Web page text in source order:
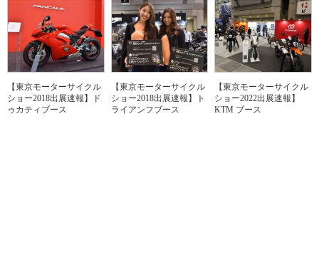
【東京モーターサイクル
ショー2018出展速報】ド
ゥカティブース
【東京モーターサイクル
ショー2018出展速報】ト
ライアンフブース
【東京モーターサイクル
ショー2022出展速報】
KTM ブース